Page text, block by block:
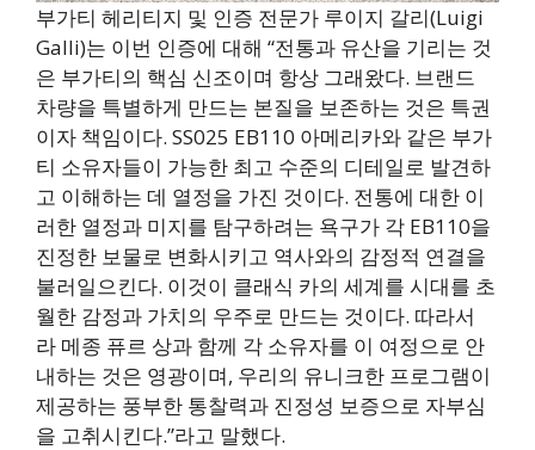
부가티 헤리티지 및 인증 전문가 루이지 갈리(Luigi
Galli)는 이번 인증에 대해 “전통과 유산을 기리는 것
은 부가티의 핵심 신조이며 항상 그래왔다. 브랜드
차량을 특별하게 만드는 본질을 보존하는 것은 특권
이자 책임이다. SS025 EB110 아메리카와 같은 부가
티 소유자들이 가능한 최고 수준의 디테일로 발견하
고 이해하는 데 열정을 가진 것이다. 전통에 대한 이
러한 열정과 미지를 탐구하려는 욕구가 각 EB110을
진정한 보물로 변화시키고 역사와의 감정적 연결을
불러일으킨다. 이것이 클래식 카의 세계를 시대를 초
월한 감정과 가치의 우주로 만드는 것이다. 따라서
라 메종 퓨르 상과 함께 각 소유자를 이 여정으로 안
내하는 것은 영광이며, 우리의 유니크한 프로그램이
제공하는 풍부한 통찰력과 진정성 보증으로 자부심
을 고취시킨다.”라고 말했다.